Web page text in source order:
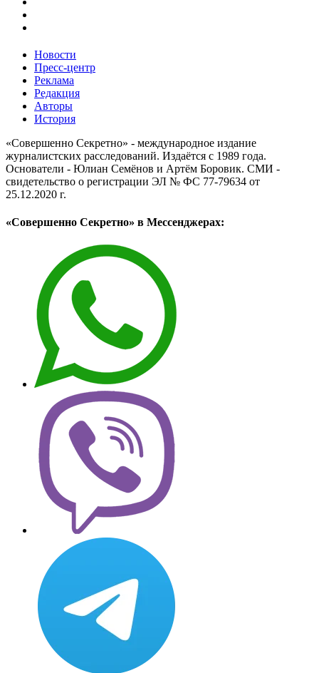
Новости
Пресс-центр
Реклама
Редакция
Авторы
История
«Совершенно Секретно» - международное издание
журналистских расследований. Издаётся с 1989 года.
Основатели - Юлиан Семёнов и Артём Боровик. CМИ -
свидетельство о регистрации ЭЛ № ФС 77-79634 от
25.12.2020 г.
«Совершенно Секретно» в Мессенджерах: